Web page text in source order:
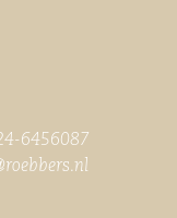
6456087